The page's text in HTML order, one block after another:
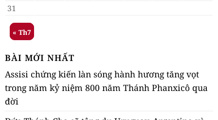
31
« Th7
BÀI MỚI NHẤT
Assisi chứng kiến làn sóng hành hương tăng vọt
trong năm kỷ niệm 800 năm Thánh Phanxicô qua
đời